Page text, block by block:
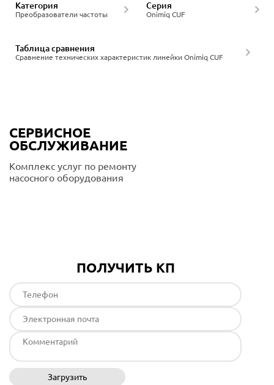
Преобразователи частоты
Категория
Onimiq CUF
Серия
Сравнение технических характеристик линейки Onimiq CUF
Таблица сравнения
СЕРВИСНОЕ
ОБСЛУЖИВАНИЕ
Комплекс услуг по ремонту
насосного оборудования
ПОЛУЧИТЬ КП
Загрузить